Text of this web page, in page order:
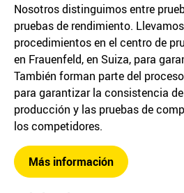
Nosotros distinguimos entre
pruebas de rendimiento.
procedimientos en el centro de
en Frauenfeld, en Suiza, para
También forman parte del
para garantizar la consistencia
producción y las pruebas de
los competidores.
Más información